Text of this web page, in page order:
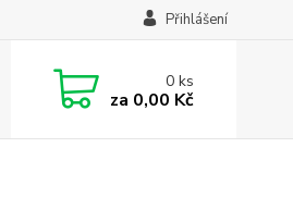
Přihlášení
0ks
za 0,00 Kč